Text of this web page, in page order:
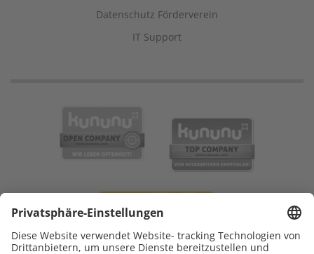
Datenschutz Förderverein
IT Support